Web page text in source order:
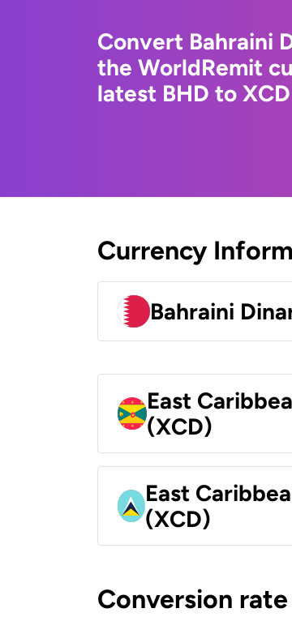
Convert Bahraini
the WorldRemit
latest BHD to
Currency
Bahraini
East
(XCD)
East
(XCD)
Conversion